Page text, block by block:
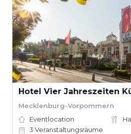
Hotel Vier Jahreszeiten
Mecklenburg-Vorpommern
Eventlocation
3 Veranstaltungsräume